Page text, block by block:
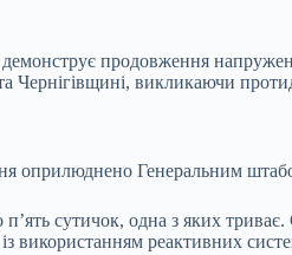
продовження
Чернігівщині, викликаючи
оприлюднено Генеральним
п’ять сутичок, одна з яких
використанням реактивних